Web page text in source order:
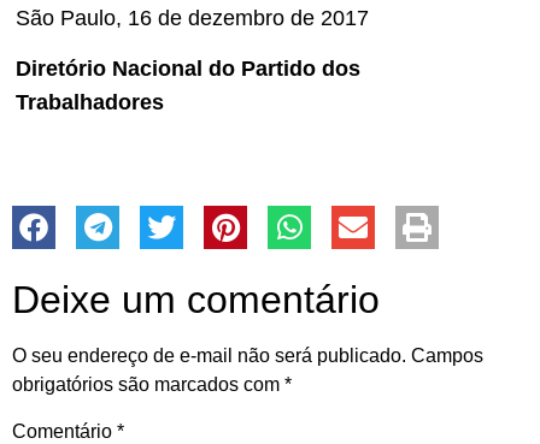
São Paulo, 16 de dezembro de 2017
Diretório Nacional do Partido dos
Trabalhadores
Deixe um comentário
O seu endereço de e-mail não será publicado. Campos
obrigatórios são marcados com *
Comentário *